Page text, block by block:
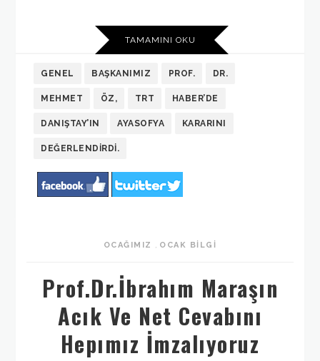
TAMAMINI OKU
GENEL BAŞKANIMIZ PROF. DR.
MEHMET ÖZ, TRT HABER’DE
DANIŞTAY’IN AYASOFYA KARARINI
DEĞERLENDIRDI.
OCAĞIMIZ , OCAK BILGI
Prof.Dr.İbrahım Maraşın
Acık Ve Net Cevabını
Hepımız İmzalıyoruz